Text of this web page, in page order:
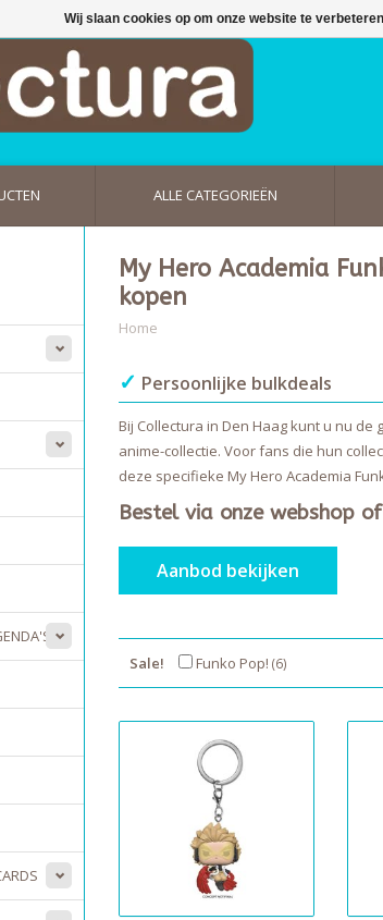
ALLE CATEGORIEËN
My Hero Academia
kopen
Home
✓ Persoonlijke bulkdeals
Bij Collectura in Den Haag kunt u nu
anime-collectie. Voor fans die hun
deze specifieke My Hero Academia
Bestel via onze webshop
Aanbod bekijken
Sale! Funko Pop! (6)
Wij slaan cookies op om onze website te